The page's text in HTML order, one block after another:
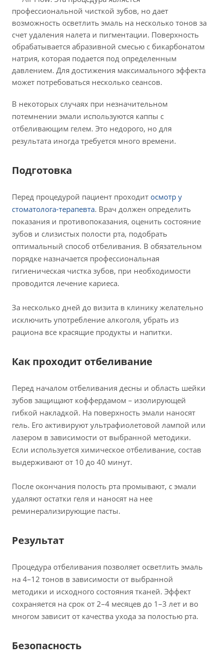
профессиональной чисткой зубов, но дает
возможность осветлить эмаль на несколько тонов за
счет удаления налета и пигментации. Поверхность
обрабатывается абразивной смесью с бикарбонатом
натрия, которая подается под определенным
давлением. Для достижения максимального эффекта
может потребоваться несколько сеансов.
В некоторых случаях при незначительном
потемнении эмали используются каппы с
отбеливающим гелем. Это недорого, но для
результата иногда требуется много времени.
Подготовка
Перед процедурой пациент проходит осмотр у
стоматолога-терапевта. Врач должен определить
показания и противопоказания, оценить состояние
зубов и слизистых полости рта, подобрать
оптимальный способ отбеливания. В обязательном
порядке назначается профессиональная
гигиеническая чистка зубов, при необходимости
проводится лечение кариеса.
За несколько дней до визита в клинику желательно
исключить употребление алкоголя, убрать из
рациона все красящие продукты и напитки.
Как проходит отбеливание
Перед началом отбеливания десны и область шейки
зубов защищают коффердамом – изолирующей
гибкой накладкой. На поверхность эмали наносят
гель. Его активируют ультрафиолетовой лампой или
лазером в зависимости от выбранной методики.
Если используется химическое отбеливание, состав
выдерживают от 10 до 40 минут.
После окончания полость рта промывают, с эмали
удаляют остатки геля и наносят на нее
реминерализирующие пасты.
Результат
Процедура отбеливания позволяет осветлить эмаль
на 4–12 тонов в зависимости от выбранной
методики и исходного состояния тканей. Эффект
сохраняется на срок от 2–4 месяцев до 1–3 лет и во
многом зависит от качества ухода за полостью рта.
Безопасность